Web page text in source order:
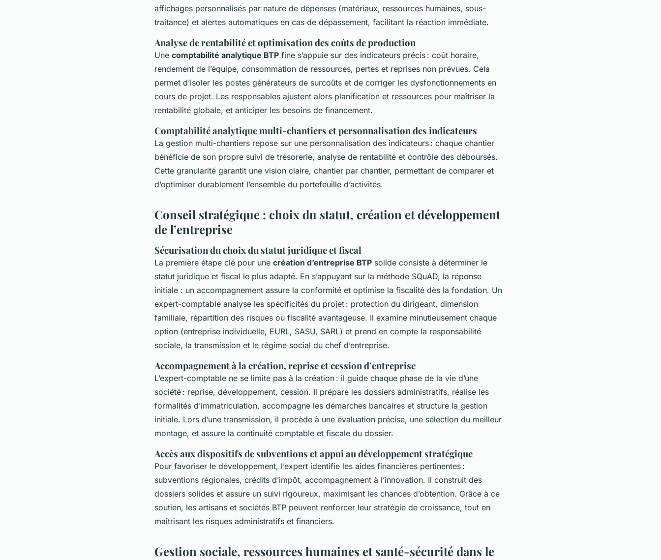
affichages personnalisés par nature de dépenses (matériaux, ressources humaines, sous-
traitance) et alertes automatiques en cas de dépassement, facilitant la réaction immédiate.
Analyse de rentabilité et optimisation des coûts de production
Une comptabilité analytique BTP fine s’appuie sur des indicateurs précis : coût horaire,
rendement de l’équipe, consommation de ressources, pertes et reprises non prévues. Cela
permet d’isoler les postes générateurs de surcoûts et de corriger les dysfonctionnements en
cours de projet. Les responsables ajustent alors planification et ressources pour maîtriser la
rentabilité globale, et anticiper les besoins de financement.
Comptabilité analytique multi-chantiers et personnalisation des indicateurs
La gestion multi-chantiers repose sur une personnalisation des indicateurs : chaque chantier
bénéficie de son propre suivi de trésorerie, analyse de rentabilité et contrôle des déboursés.
Cette granularité garantit une vision claire, chantier par chantier, permettant de comparer et
d’optimiser durablement l’ensemble du portefeuille d’activités.
Conseil stratégique : choix du statut, création et développement
de l’entreprise
Sécurisation du choix du statut juridique et fiscal
La première étape clé pour une création d’entreprise BTP solide consiste à déterminer le
statut juridique et fiscal le plus adapté. En s’appuyant sur la méthode SQuAD, la réponse
initiale : un accompagnement assure la conformité et optimise la fiscalité dès la fondation. Un
expert-comptable analyse les spécificités du projet : protection du dirigeant, dimension
familiale, répartition des risques ou fiscalité avantageuse. Il examine minutieusement chaque
option (entreprise individuelle, EURL, SASU, SARL) et prend en compte la responsabilité
sociale, la transmission et le régime social du chef d’entreprise.
Accompagnement à la création, reprise et cession d’entreprise
L’expert-comptable ne se limite pas à la création : il guide chaque phase de la vie d’une
société : reprise, développement, cession. Il prépare les dossiers administratifs, réalise les
formalités d’immatriculation, accompagne les démarches bancaires et structure la gestion
initiale. Lors d’une transmission, il procède à une évaluation précise, une sélection du meilleur
montage, et assure la continuité comptable et fiscale du dossier.
Accès aux dispositifs de subventions et appui au développement stratégique
Pour favoriser le développement, l’expert identifie les aides financières pertinentes :
subventions régionales, crédits d’impôt, accompagnement à l’innovation. Il construit des
dossiers solides et assure un suivi rigoureux, maximisant les chances d’obtention. Grâce à ce
soutien, les artisans et sociétés BTP peuvent renforcer leur stratégie de croissance, tout en
maîtrisant les risques administratifs et financiers.
Gestion sociale, ressources humaines et santé-sécurité dans le